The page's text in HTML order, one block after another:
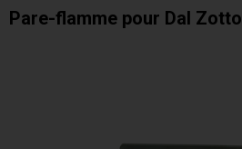
Pare-flamme pour Dal Zotto